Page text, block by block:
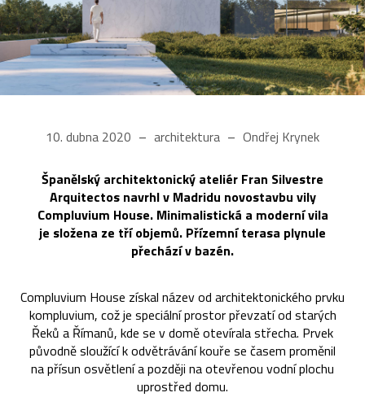
10. dubna 2020 architektura Ondřej Krynek
Španělský architektonický ateliér Fran Silvestre
Arquitectos navrhl v Madridu novostavbu vily
Compluvium House. Minimalistická a moderní vila
je složena ze tří objemů. Přízemní terasa plynule
přechází v bazén.
Compluvium House získal název od architektonického prvku
kompluvium, což je speciální prostor převzatí od starých
Řeků a Římanů, kde se v domě otevírala střecha. Prvek
původně sloužící k odvětrávání kouře se časem proměnil
na přísun osvětlení a později na otevřenou vodní plochu
uprostřed domu.